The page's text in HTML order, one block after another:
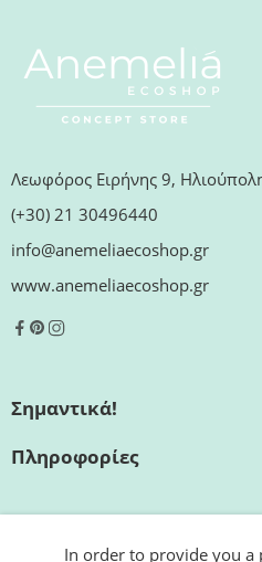
Λεωφόρος Ειρήνης 9,
(+30) 21 30496440
info@anemeliaecoshop.gr
www.anemeliaecoshop.gr
Σημαντικά!
Πληροφορίες
In order to provide you a